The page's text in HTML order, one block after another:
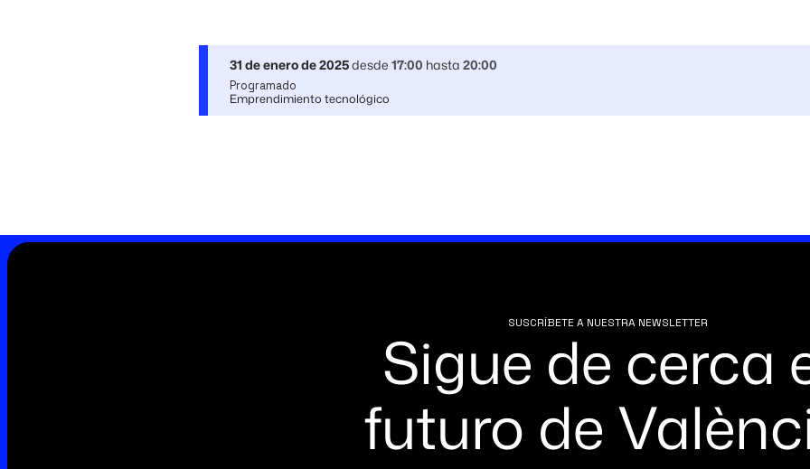
31 de enero de 2025desde 17:00 hasta 20:00
Programado
Emprendimiento tecnológico
SUSCRÍBETE A NUESTRA NEWSLETTER
Sigue de cerca
futuro de